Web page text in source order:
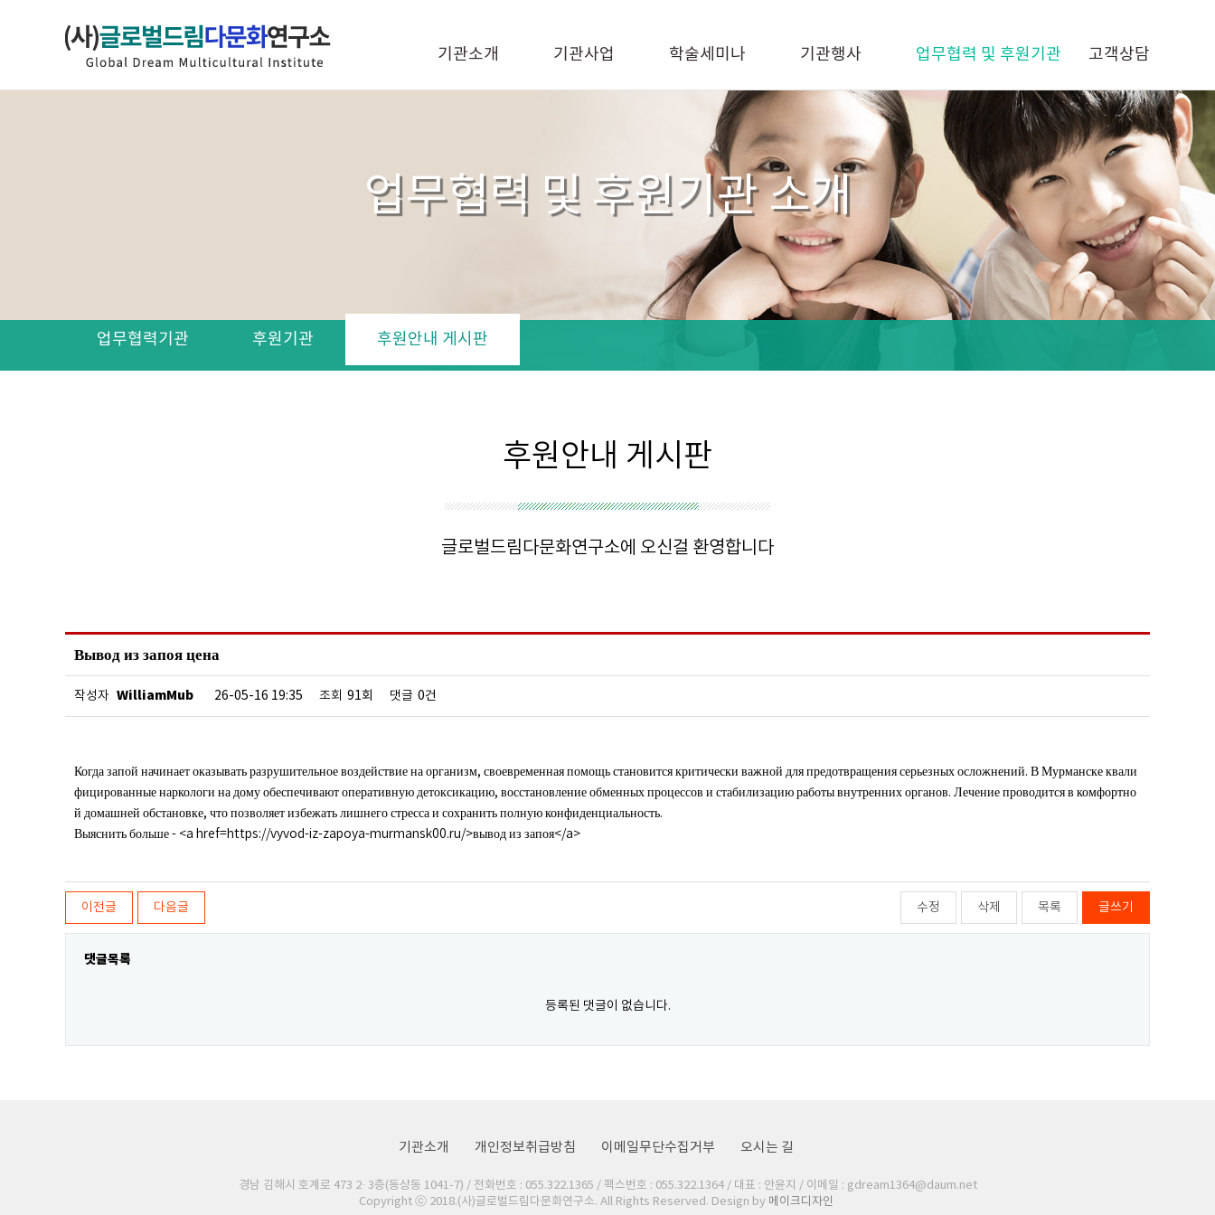
기관소개 기관사업 학술세미나 기관행사 업무협력 및 후원기관 고객상담
업무협력 및 후원기관 소개
업무협력기관 후원기관 후원안내 게시판
후원안내 게시판
글로벌드림다문화연구소에 오신걸 환영합니다
Вывод из запоя цена
작성자 WilliamMub 26-05-16 19:35 조회 91회 댓글 0건
Когда запой начинает оказывать разрушительное воздействие на организм, своевременная помощь становится критически важной для предотвращения серьезных осложнений. В Мурманске квали
фицированные наркологи на дому обеспечивают оперативную детоксикацию, восстановление обменных процессов и стабилизацию работы внутренних органов. Лечение проводится в комфортно
й домашней обстановке, что позволяет избежать лишнего стресса и сохранить полную конфиденциальность.
Выяснить больше - <a href=https://vyvod-iz-zapoya-murmansk00.ru/>вывод из запоя</a>
이전글 다음글 글쓰기
수정 삭제 목록
댓글목록
등록된 댓글이 없습니다.
기관소개 개인정보취급방침 이메일무단수집거부 오시는 길
경남 김해시 호계로 473 2· 3층(동상동 1041-7) / 전화번호 : 055.322.1365 / 팩스번호 : 055.322.1364 / 대표 : 안윤지 / 이메일 : gdream1364@daum.net
Copyright ⓒ 2018.(사)글로벌드림다문화연구소. All Rights Reserved. Design by 메이크디자인